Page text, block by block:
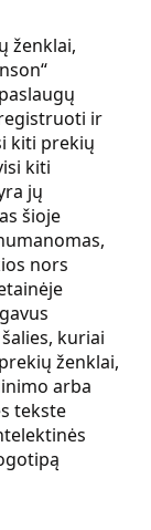
ženklai,
ir
kiti prekių
kiti
jų
šioje
nors
kuriai
ženklai,
arba
tekste